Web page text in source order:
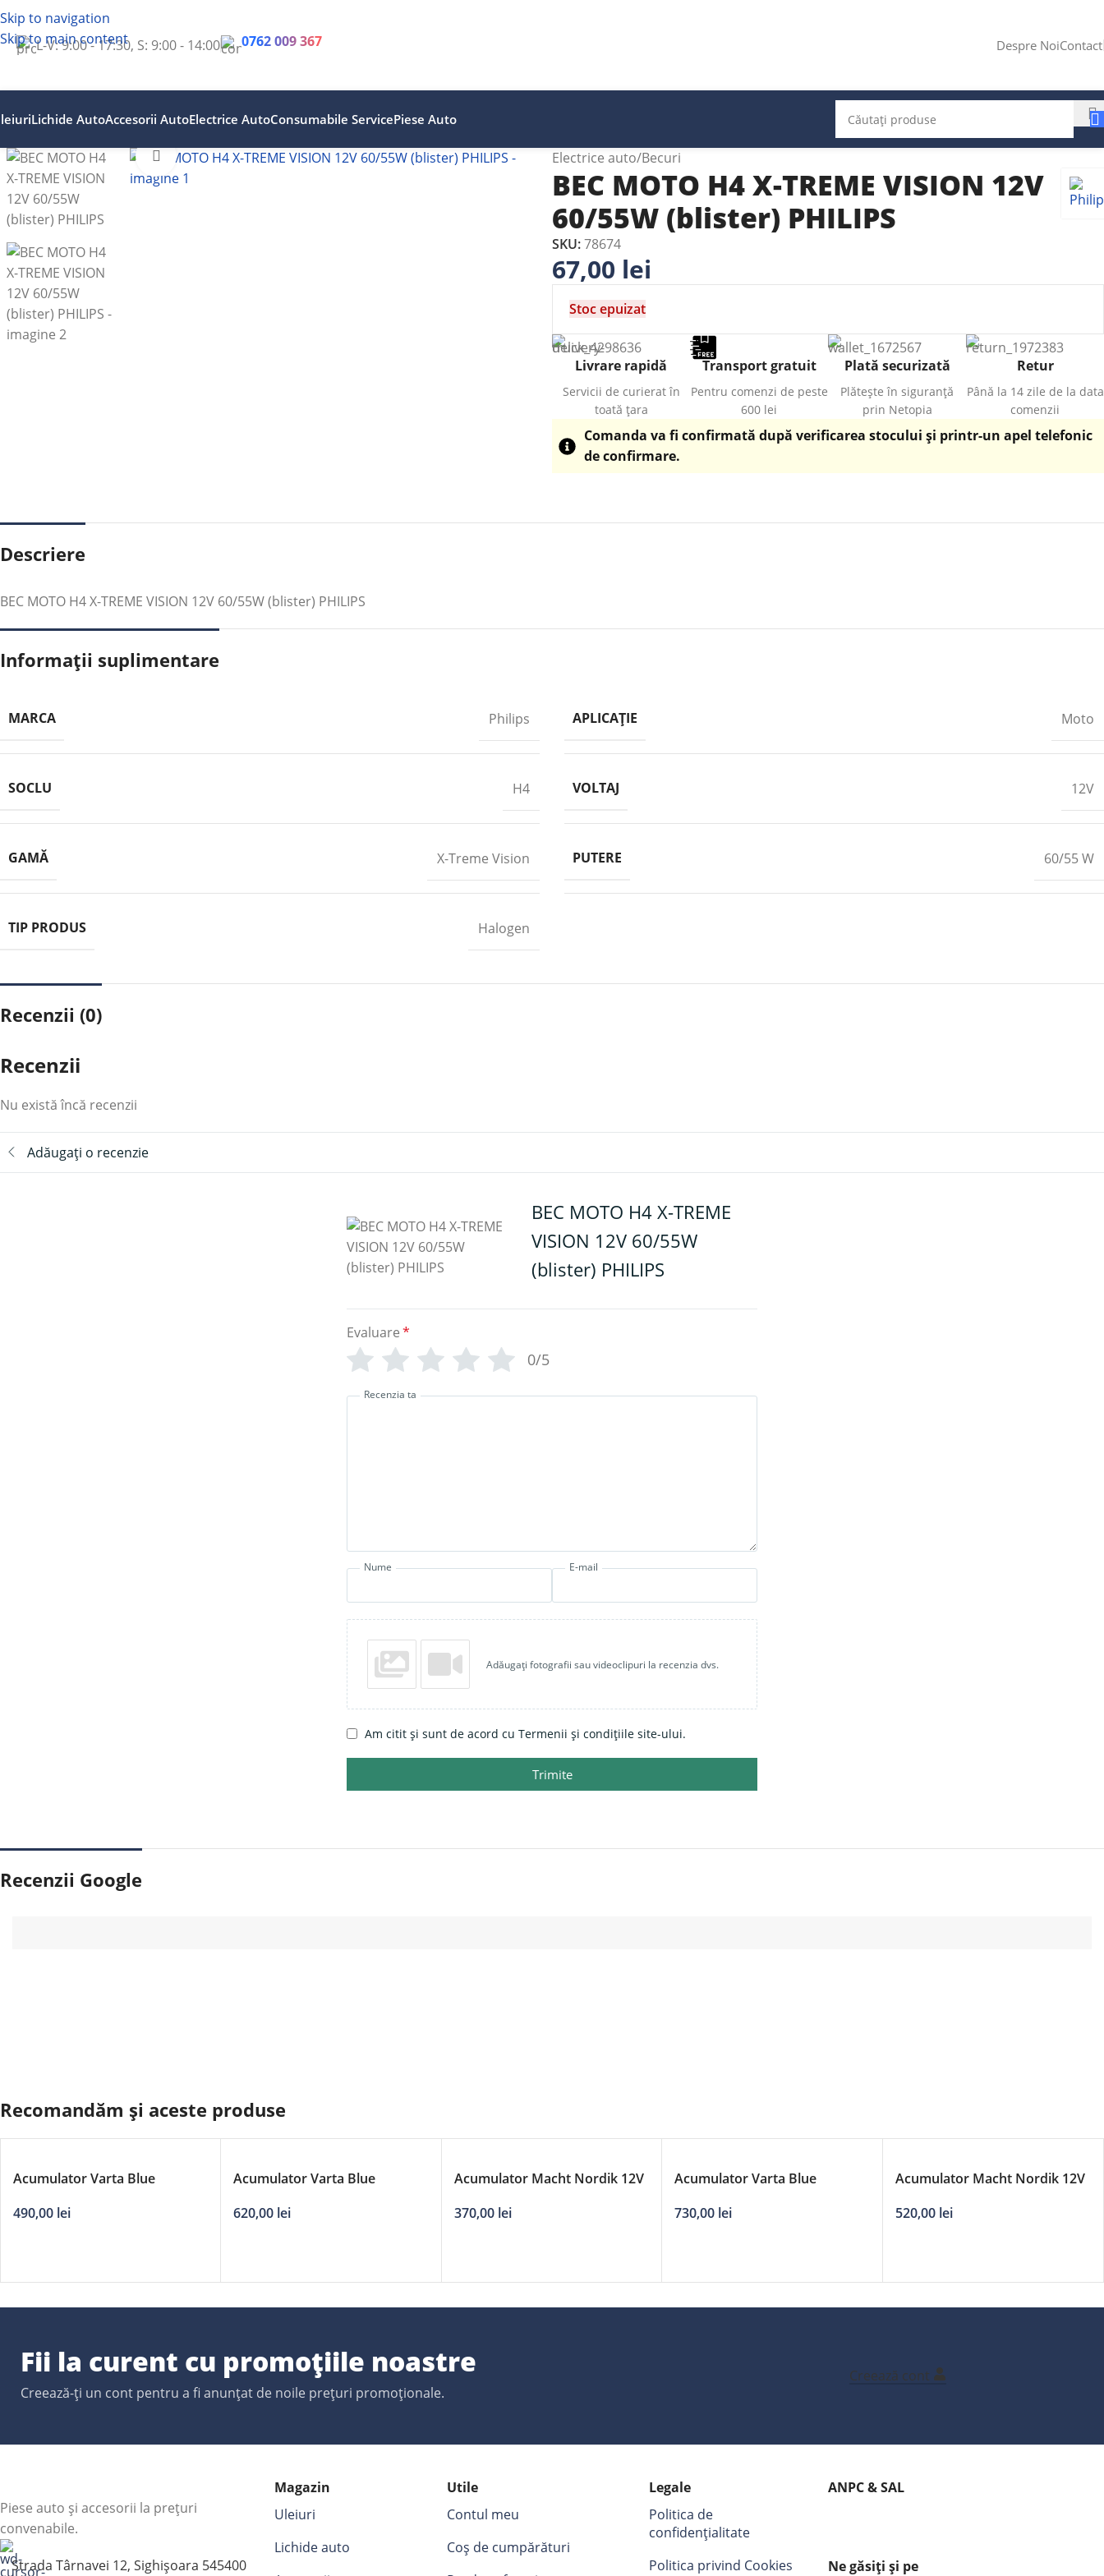
Skip to navigation
Skip to main content
L-V: 9:00 - 17:30, S: 9:00 - 14:00 0762 009 367 Despre NoiContact
Lichide AutoAccesorii AutoElectrice AutoConsumabile ServicePiese Auto
Faceți clic pentru a mări Electrice auto Becuri
BEC MOTO H4 X-TREME VISION 12V
60/55W (blister) PHILIPS
SKU:78674
67,00 lei
Stoc epuizat
Livrare rapidă
Servicii de curierat în
toată țara
Transport gratuit
Pentru comenzi de peste
600 lei
Plată securizată
Plătește în siguranță
prin Netopia
Retur
Până la 14 zile de la data
comenzii
Comanda va fi confirmată după verificarea stocului și printr-un apel telefonic
de confirmare.
Descriere
BEC MOTO H4 X-TREME VISION 12V 60/55W (blister) PHILIPS
Informații suplimentare
MARCA Philips APLICAȚIE Moto
SOCLU H4 VOLTAJ 12V
GAMĂ X-Treme Vision PUTERE 60/55 W
TIP PRODUS Halogen
Recenzii (0)
Recenzii
Nu există încă recenzii
Adăugați o recenzie
BEC MOTO H4 X-TREME
VISION 12V 60/55W
(blister) PHILIPS
Evaluare*
0/5
Recenzia ta
Nume E-mail
Adăugați fotografii sau videoclipuri la recenzia dvs.
Am citit și sunt de acord cu Termenii și condițiile site-ului.
Trimite
Recenzii Google
Recomandăm și aceste produse
Acumulator Varta Blue
490,00 lei
Acumulator Varta Blue
620,00 lei
Acumulator Macht Nordik 12V
370,00 lei
Acumulator Varta Blue
730,00 lei
Acumulator Macht Nordik 12V
520,00 lei
Fii la curent cu promoțiile noastre
Creează-ți un cont pentru a fi anunțat de noile prețuri promoționale.
Creează cont
Piese auto și accesorii la prețuri
convenabile.
Strada Târnavei 12, Sighișoara 545400
Magazin
Uleiuri
Lichide auto
Utile
Contul meu
Coș de cumpărături
Legale
Politica de
confidențialitate
Politica privind Cookies
ANPC & SAL
Ne găsiți și pe